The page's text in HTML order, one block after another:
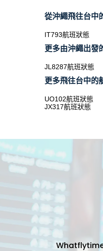
從沖繩飛往台中
IT793航班狀態
更多由沖繩出發
JL8287航班狀態
更多飛往台中的
UO102航班狀態
JX317航班狀態
Whatflytime